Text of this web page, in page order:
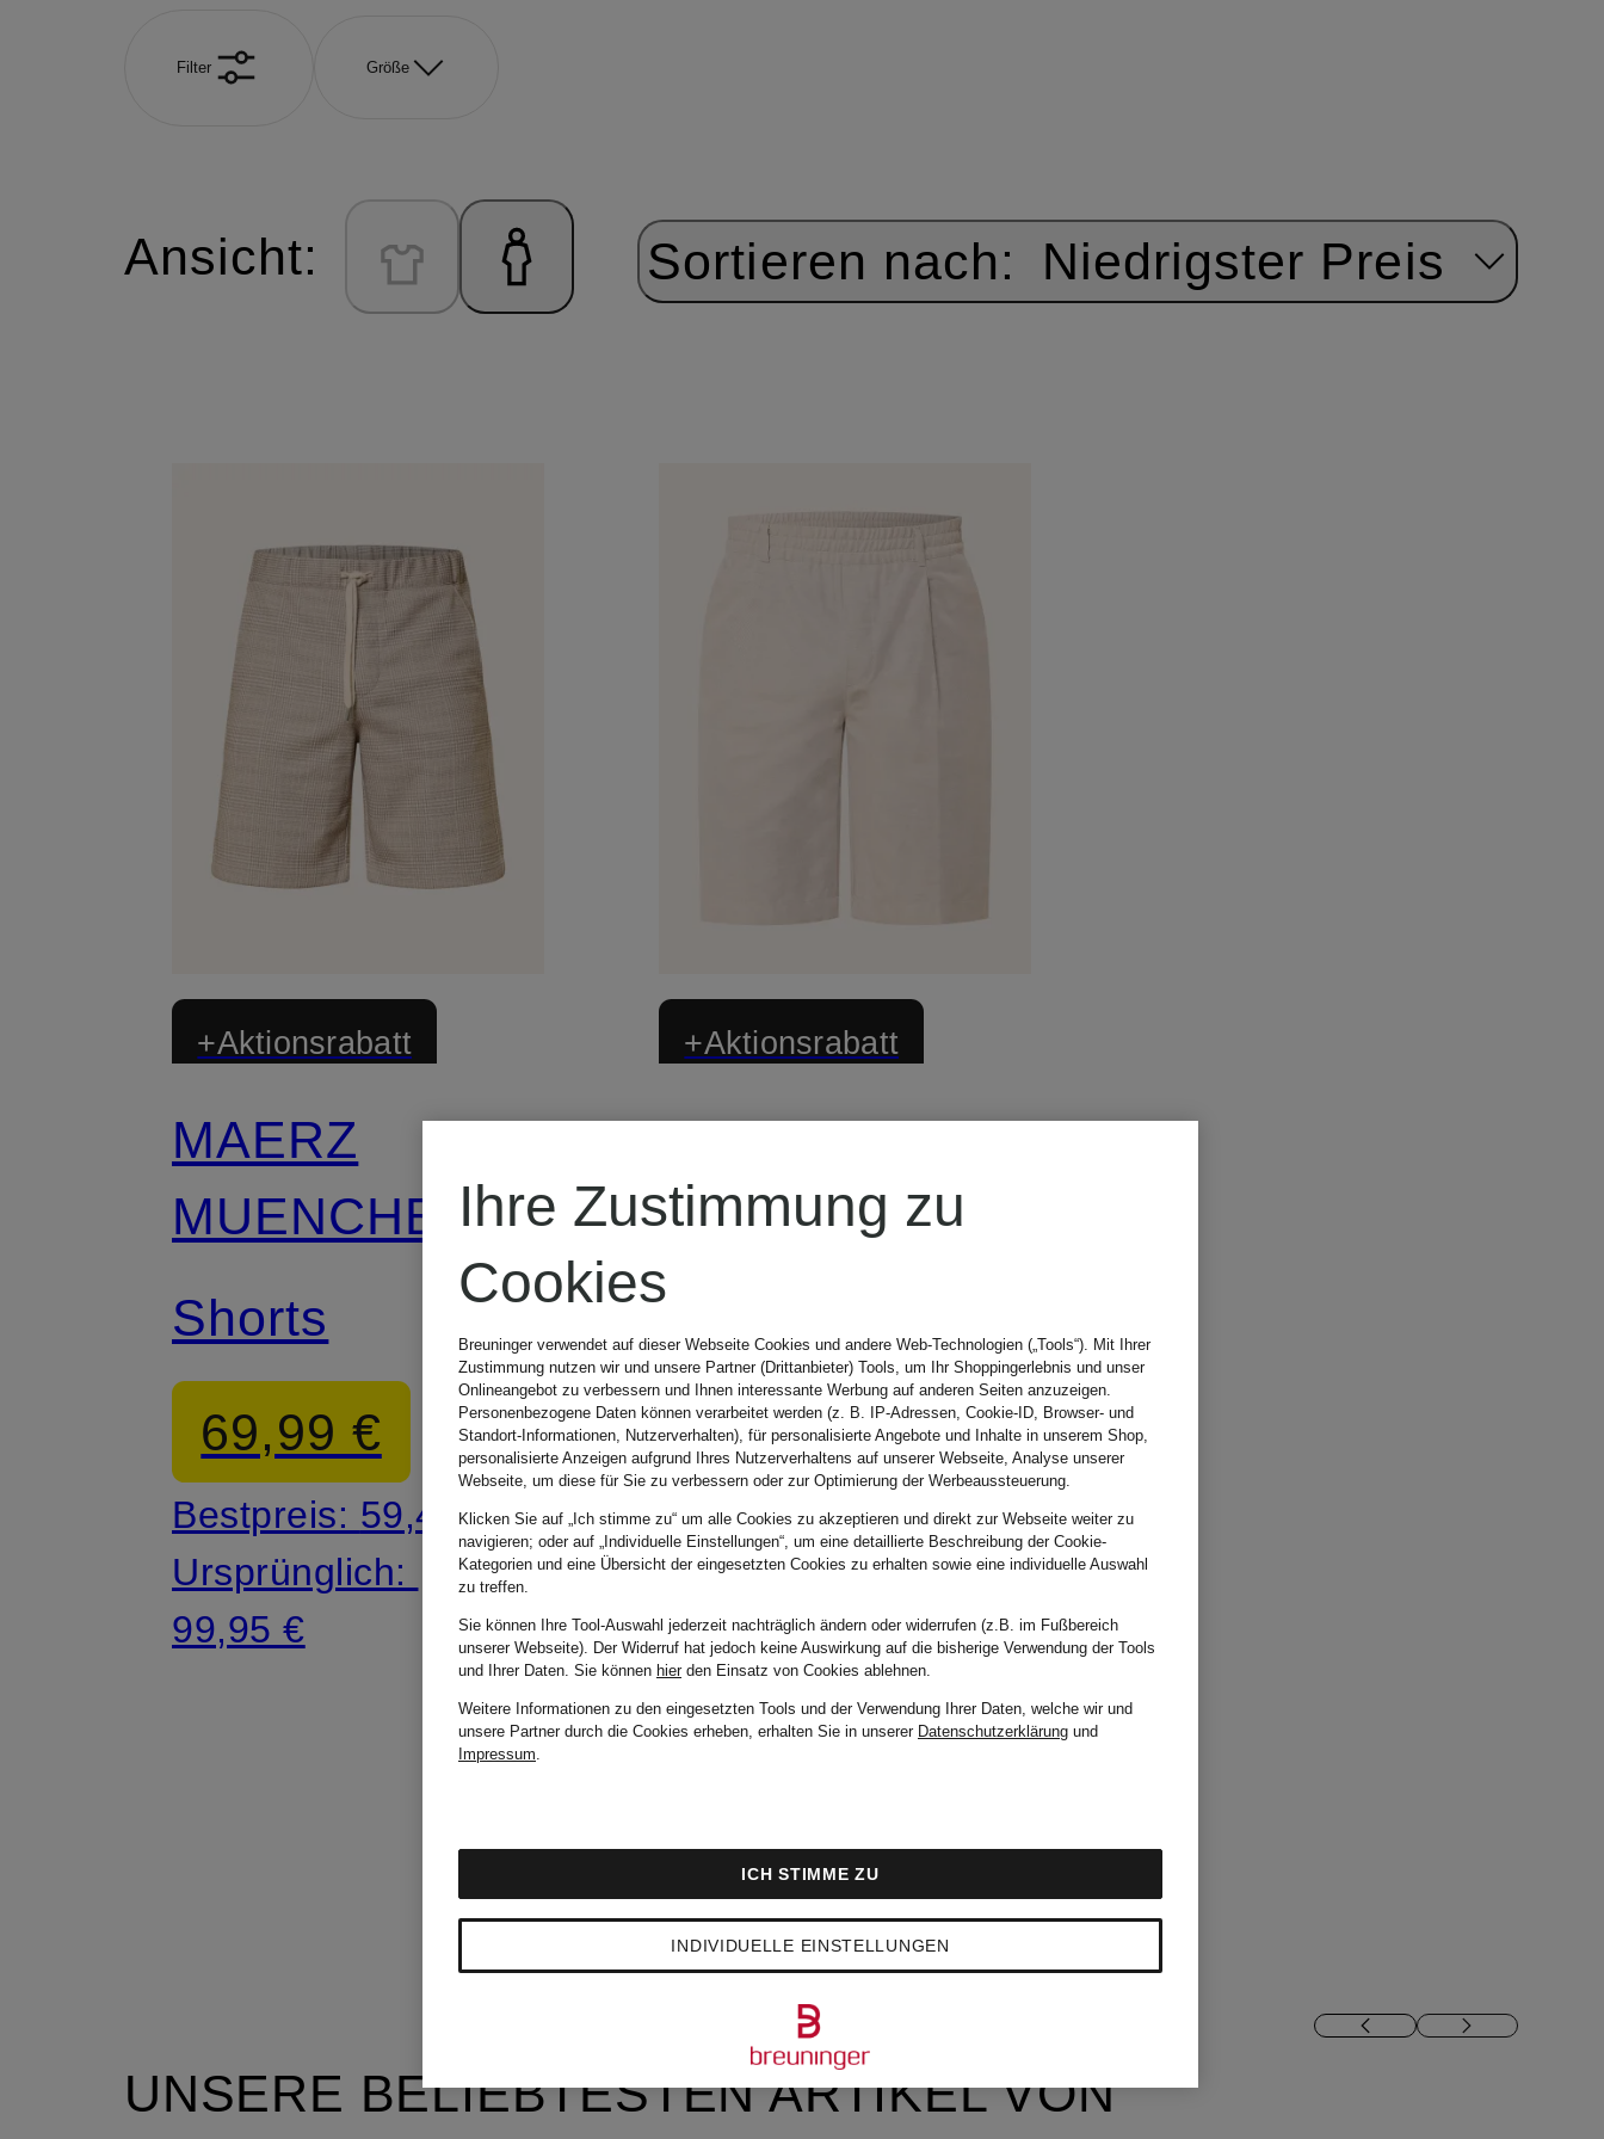
Filter Größe
Ansicht: Sortieren nach: Niedrigster Preis
+Aktionsrabatt
MAERZ
MUENCHEN
Shorts
69,99 €
Bestpreis: 59,49 €
Ursprünglich:
99,95 €
+Aktionsrabatt
MAERZ
MUENCHEN
Chinoshorts
79,99 €
Bestpreis:67,99 €
Ursprünglich:169 €
UNSERE BELIEBTESTEN ARTIKEL VON
Ihre Zustimmung zu
Cookies
Breuninger verwendet auf dieser Webseite Cookies und andere Web-Technologien („Tools“). Mit Ihrer
Zustimmung nutzen wir und unsere Partner (Drittanbieter) Tools, um Ihr Shoppingerlebnis und unser
Onlineangebot zu verbessern und Ihnen interessante Werbung auf anderen Seiten anzuzeigen.
Personenbezogene Daten können verarbeitet werden (z. B. IP-Adressen, Cookie-ID, Browser- und
Standort-Informationen, Nutzerverhalten), für personalisierte Angebote und Inhalte in unserem Shop,
personalisierte Anzeigen aufgrund Ihres Nutzerverhaltens auf unserer Webseite, Analyse unserer
Webseite, um diese für Sie zu verbessern oder zur Optimierung der Werbeaussteuerung.
Klicken Sie auf „Ich stimme zu“ um alle Cookies zu akzeptieren und direkt zur Webseite weiter zu
navigieren; oder auf „Individuelle Einstellungen“, um eine detaillierte Beschreibung der Cookie-
Kategorien und eine Übersicht der eingesetzten Cookies zu erhalten sowie eine individuelle Auswahl
zu treffen.
Sie können Ihre Tool-Auswahl jederzeit nachträglich ändern oder widerrufen (z.B. im Fußbereich
unserer Webseite). Der Widerruf hat jedoch keine Auswirkung auf die bisherige Verwendung der Tools
und Ihrer Daten. Sie können hierden Einsatz von Cookies ablehnen.
Weitere Informationen zu den eingesetzten Tools und der Verwendung Ihrer Daten, welche wir und
unsere Partner durch die Cookies erheben, erhalten Sie in unserer Datenschutzerklärung und
Impressum.
INDIVIDUELLE EINSTELLUNGEN
ICH STIMME ZU